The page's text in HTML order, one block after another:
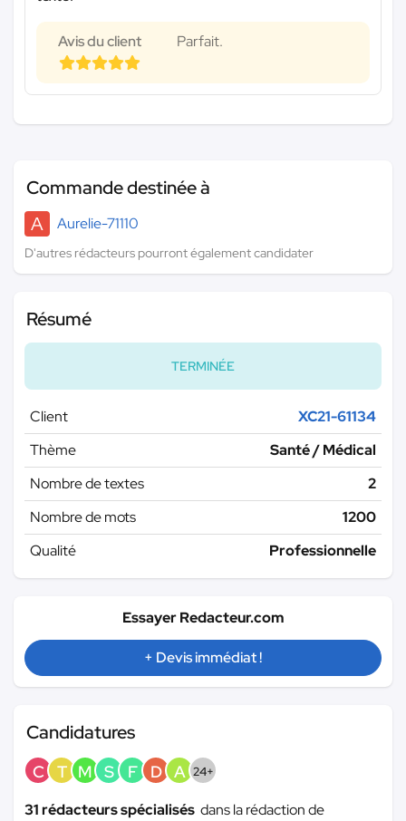
Avis du client Parfait.
Commande destinée à
A
Aurelie-71110
D'autres rédacteurs pourront également candidater
Résumé
TERMINÉE
Client
XC21-61134
Thème
Santé / Médical
Nombre de textes
2
Nombre de mots
1200
Qualité
Professionnelle
Essayer Redacteur.com
+ Devis immédiat !
Candidatures
C T M S F D A 24+
31 rédacteurs spécialisés dans la rédaction de